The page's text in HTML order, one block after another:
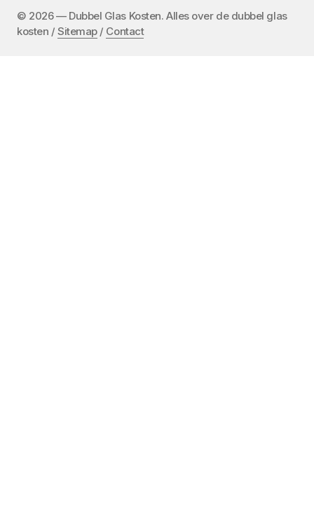
©️ 2026 — Dubbel Glas Kosten. Alles over de dubbel glas
kosten / Sitemap/ Contact